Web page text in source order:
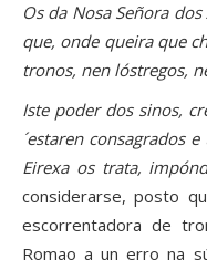
Os da Nosa Señora
que, onde queira que
tronos, nen lóstregos,
Iste poder dos sinos,
´estaren consagrados
Eirexa os trata,
considerarse, posto
escorrentadora de
Romao a un erro na